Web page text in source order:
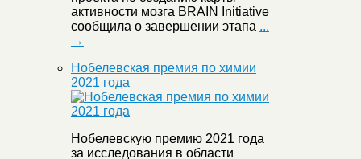
активности мозга BRAIN Initiative
сообщила о завершении этапа ...
→
Нобелевская премия по химии
2021 года
Нобелевскую премию 2021 года
за исследования в области